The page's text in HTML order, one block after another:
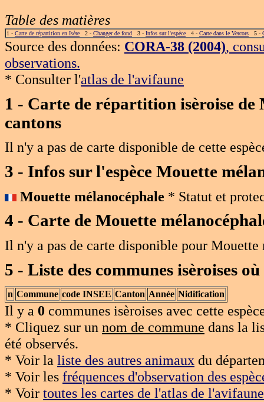
Table des matières
1 - Carte de répartition en Isère 2 - Changer de fond 3 - Infos sur l'espèce 4 - Carte dans le Vercors 5 -
Source des données: CORA-38 (2004),
observations.
* Consulter l'atlas de l'avifaune
1 - Carte de répartition isèroise de
cantons
Il n'y a pas de carte disponible de cette
3 - Infos sur l'espèce Mouette
Mouette mélanocéphale * Statut et
4 - Carte de Mouette
Il n'y a pas de carte disponible pour Mouette
5 - Liste des communes isèroises où
n Commune code INSEE Canton Année Nidification
Il y a 0 communes isèroises avec cette
* Cliquez sur un nom de commune dans la
été observés.
* Voir la liste des autres animaux du
* Voir les fréquences d'observation des
* Voir toutes les cartes de l'atlas de l'avifaune